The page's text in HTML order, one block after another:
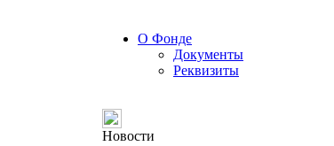
О Фонде
Документы
Реквизиты
Новости